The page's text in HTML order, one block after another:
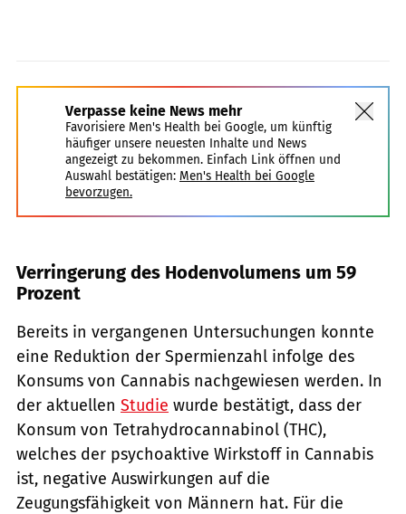
Verpasse keine News mehr
Favorisiere Men's Health bei Google, um künftig
häufiger unsere neuesten Inhalte und News
angezeigt zu bekommen. Einfach Link öffnen und
Auswahl bestätigen: Men's Health bei Google
bevorzugen.
Verringerung des Hodenvolumens um 59
Prozent
Bereits in vergangenen Untersuchungen konnte
eine Reduktion der Spermienzahl infolge des
Konsums von Cannabis nachgewiesen werden. In
der aktuellen Studie wurde bestätigt, dass der
Konsum von Tetrahydrocannabinol (THC),
welches der psychoaktive Wirkstoff in Cannabis
ist, negative Auswirkungen auf die
Zeugungsfähigkeit von Männern hat. Für die